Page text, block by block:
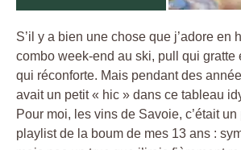
S’il y a bien une chose que j’adore en
combo week-end au ski, pull qui gratte
qui réconforte. Mais pendant des
avait un petit « hic » dans ce tableau
Pour moi, les vins de Savoie, c’était
playlist de la boum de mes 13 ans :